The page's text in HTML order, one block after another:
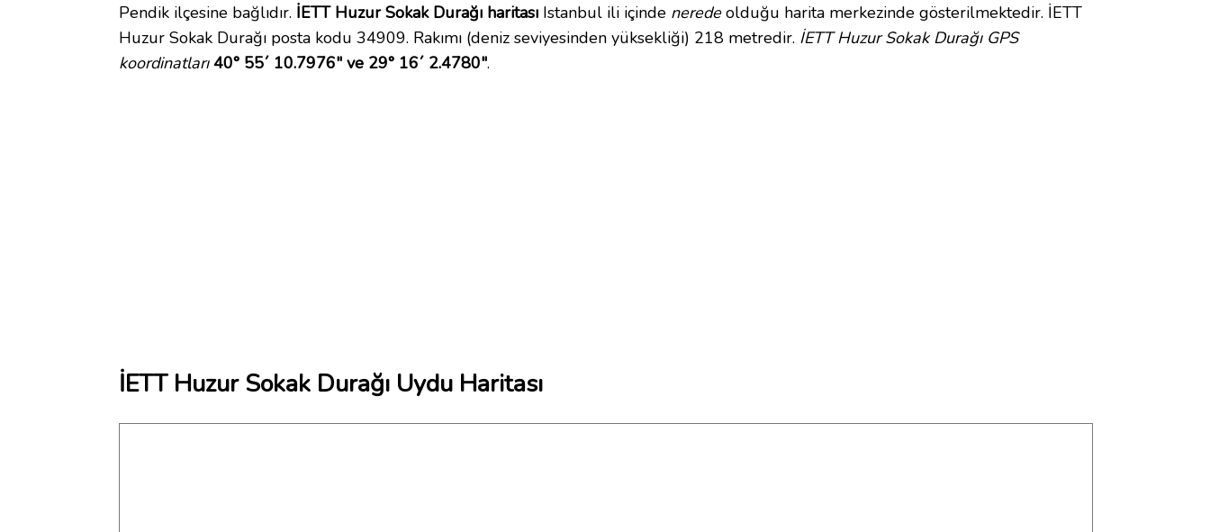
Pendik ilçesine bağlıdır. İETT Huzur Sokak Durağı haritası Istanbul ili içinde neredeolduğu harita merkezinde gösterilmektedir. İETT
Huzur Sokak Durağı posta kodu 34909. Rakımı (deniz seviyesinden yüksekliği) 218 metredir. İETT Huzur Sokak Durağı GPS
koordinatları 40° 55´ 10.7976" ve 29° 16´ 2.4780".
İETT Huzur Sokak Durağı Uydu Haritası